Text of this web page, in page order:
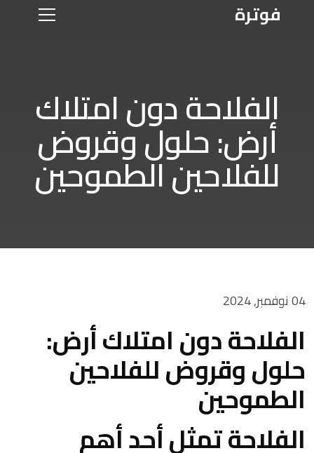
فوترة
الفلاحة دون امتلاك
أرض: حلول وقروض
للفلاحين الطموحين
04 نوفمبر, 2024
الفلاحة دون امتلاك أرض:
حلول وقروض للفلاحين
الطموحين
الفلاحة تمثل أحد أهم